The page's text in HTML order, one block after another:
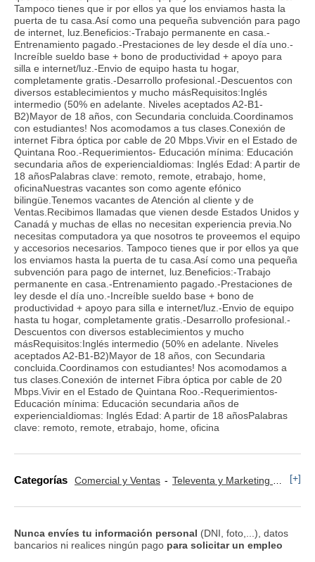
Tampoco tienes que ir por ellos ya que los enviamos hasta la
puerta de tu casa.Así como una pequeña subvención para pago
de internet, luz.Beneficios:-Trabajo permanente en casa.-
Entrenamiento pagado.-Prestaciones de ley desde el día uno.-
Increíble sueldo base + bono de productividad + apoyo para
silla e internet/luz.-Envio de equipo hasta tu hogar,
completamente gratis.-Desarrollo profesional.-Descuentos con
diversos establecimientos y mucho másRequisitos:Inglés
intermedio (50% en adelante. Niveles aceptados A2-B1-
B2)Mayor de 18 años, con Secundaria concluida.Coordinamos
con estudiantes! Nos acomodamos a tus clases.Conexión de
internet Fibra óptica por cable de 20 Mbps.Vivir en el Estado de
Quintana Roo.-Requerimientos- Educación mínima: Educación
secundaria años de experienciaIdiomas: Inglés Edad: A partir de
18 añosPalabras clave: remoto, remote, etrabajo, home,
oficinaNuestras vacantes son como agente efónico
bilingüe.Tenemos vacantes de Atención al cliente y de
Ventas.Recibimos llamadas que vienen desde Estados Unidos y
Canadá y muchas de ellas no necesitan experiencia previa.No
necesitas computadora ya que nosotros te proveemos el equipo
y accesorios necesarios. Tampoco tienes que ir por ellos ya que
los enviamos hasta la puerta de tu casa.Así como una pequeña
subvención para pago de internet, luz.Beneficios:-Trabajo
permanente en casa.-Entrenamiento pagado.-Prestaciones de
ley desde el día uno.-Increíble sueldo base + bono de
productividad + apoyo para silla e internet/luz.-Envio de equipo
hasta tu hogar, completamente gratis.-Desarrollo profesional.-
Descuentos con diversos establecimientos y mucho
másRequisitos:Inglés intermedio (50% en adelante. Niveles
aceptados A2-B1-B2)Mayor de 18 años, con Secundaria
concluida.Coordinamos con estudiantes! Nos acomodamos a
tus clases.Conexión de internet Fibra óptica por cable de 20
Mbps.Vivir en el Estado de Quintana Roo.-Requerimientos-
Educación mínima: Educación secundaria años de
experienciaIdiomas: Inglés Edad: A partir de 18 añosPalabras
clave: remoto, remote, etrabajo, home, oficina
Categorías Comercial y Ventas Televenta y Marketing Telefónico [+]
Nunca envíes tu información personal (DNI, foto,...), datos
bancarios ni realices ningún pago para solicitar un empleo